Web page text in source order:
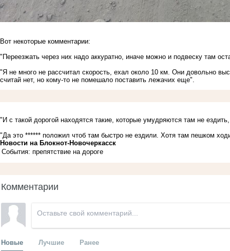
Вот некоторые комментарии:
"Переезжать через них надо аккуратно, иначе можно и подвеску там
"Я не много не рассчитал скорость, ехал около 10 км. Они довольно
считай нет, но кому-то не помешало поставить лежачих еще".
"И с такой дорогой находятся такие, которые умудряются там не
"Да это ****** положил чтоб там быстро не ездили. Хотя там пешком
Новости на Блoкнoт-Новочеркасск
События: препятствие на дороге
Комментарии
Новые Лучшие Ранее